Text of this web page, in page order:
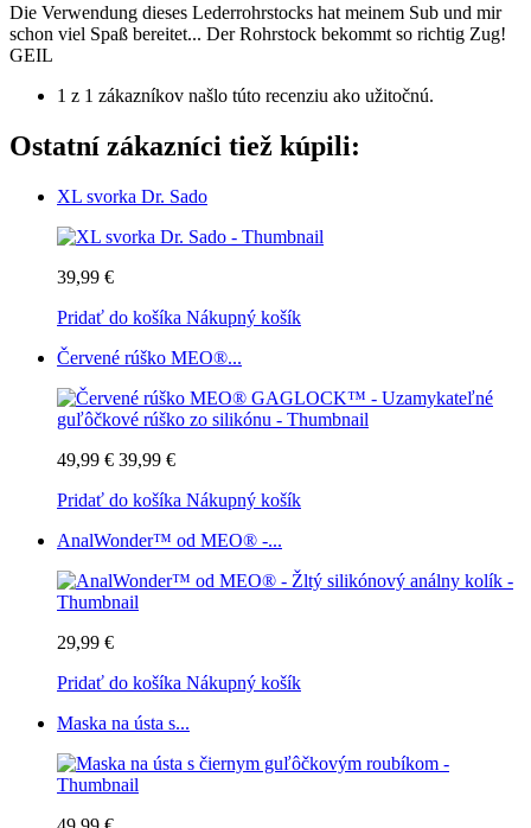
Die Verwendung dieses Lederrohrstocks hat meinem Sub und mir
schon viel Spaß bereitet... Der Rohrstock bekommt so richtig Zug!
GEIL
1 z 1 zákazníkov našlo túto recenziu ako užitočnú.
Ostatní zákazníci tiež kúpili:
XL svorka Dr. Sado
39,99 €
Pridať do košíka Nákupný košík
Červené rúško MEO®...
49,99 € 39,99 €
Pridať do košíka Nákupný košík
AnalWonder™ od MEO® -...
29,99 €
Pridať do košíka Nákupný košík
Maska na ústa s...